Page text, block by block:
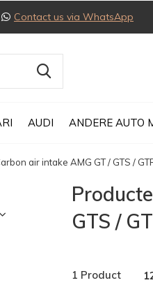
AUDI ANDERE AUTO
Contact us via WhatsApp
air intake AMG GT / GTS /
GTS /
1 Product